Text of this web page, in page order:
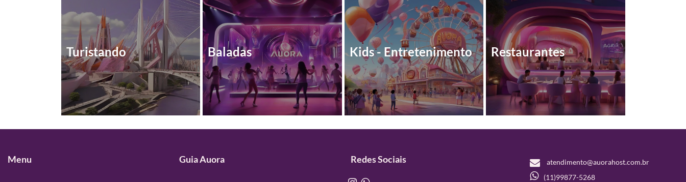
Turistando Baladas Kids - Entretenimento Restaurantes
Menu Guia Auora Redes Sociais
atendimento@auorahost.com.br
(11)99877-5268